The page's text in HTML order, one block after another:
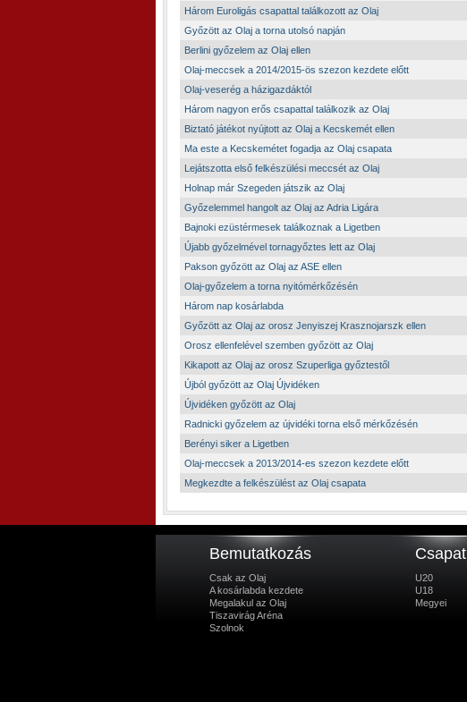
Három Euroligás csapattal találkozott az Olaj
Győzött az Olaj a torna utolsó napján
Berlini győzelem az Olaj ellen
Olaj-meccsek a 2014/2015-ös szezon kezdete előtt
Olaj-veserég a házigazdáktól
Három nagyon erős csapattal találkozik az Olaj
Biztató játékot nyújtott az Olaj a Kecskemét ellen
Ma este a Kecskemétet fogadja az Olaj csapata
Lejátszotta első felkészülési meccsét az Olaj
Holnap már Szegeden játszik az Olaj
Győzelemmel hangolt az Olaj az Adria Ligára
Bajnoki ezüstérmesek találkoznak a Ligetben
Újabb győzelmével tornagyőztes lett az Olaj
Pakson győzött az Olaj az ASE ellen
Olaj-győzelem a torna nyitómérkőzésén
Három nap kosárlabda
Győzött az Olaj az orosz Jenyiszej Krasznojarszk ellen
Orosz ellenfelével szemben győzött az Olaj
Kikapott az Olaj az orosz Szuperliga győztestől
Újból győzött az Olaj Újvidéken
Újvidéken győzött az Olaj
Radnicki győzelem az újvidéki torna első mérkőzésén
Berényi siker a Ligetben
Olaj-meccsek a 2013/2014-es szezon kezdete előtt
Megkezdte a felkészülést az Olaj csapata
Bemutatkozás
Csak az Olaj
A kosárlabda kezdete
Megalakul az Olaj
Tiszavirág Aréna
Szolnok
Csapat
U20
U18
Megyei